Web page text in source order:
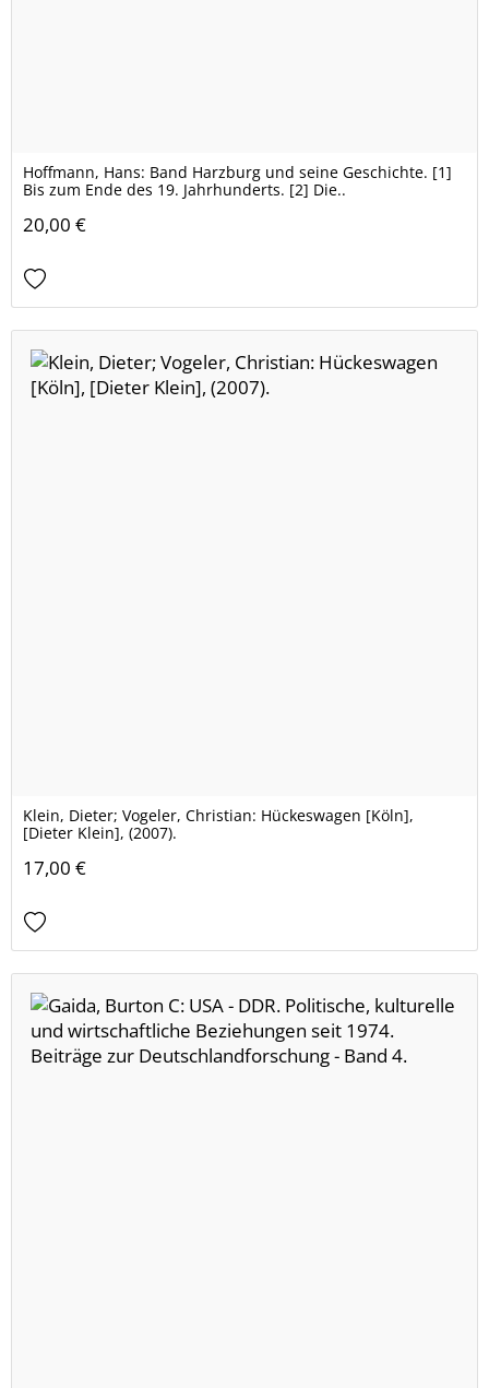
Hoffmann, Hans: Band Harzburg und seine Geschichte. [1]
Bis zum Ende des 19. Jahrhunderts. [2] Die..
20,00 €
Klein, Dieter; Vogeler, Christian: Hückeswagen [Köln],
[Dieter Klein], (2007).
17,00 €